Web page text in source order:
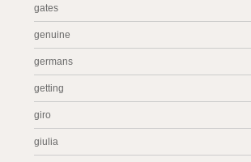
gates
genuine
germans
getting
giro
giulia